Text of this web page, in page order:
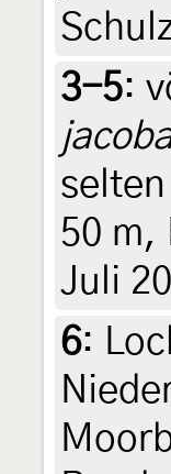
3-5:
50 m,
Juli
6: